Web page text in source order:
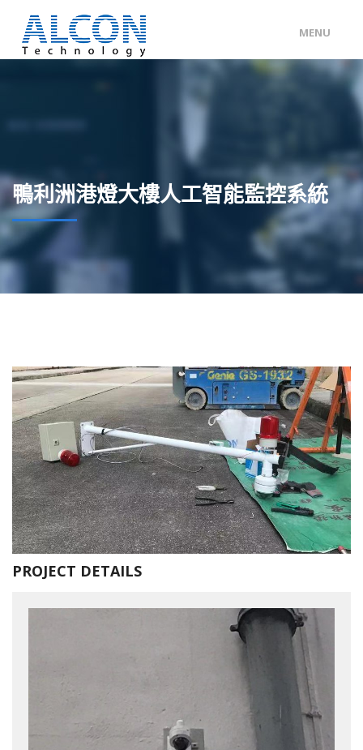
MENU
ENG / 中文
產品及服務
工程個案
聯絡我們
鴨利洲港燈大樓人工智能監控系統
PROJECT DETAILS